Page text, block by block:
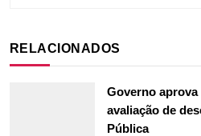
RELACIONADOS
Governo
avaliação de
Pública